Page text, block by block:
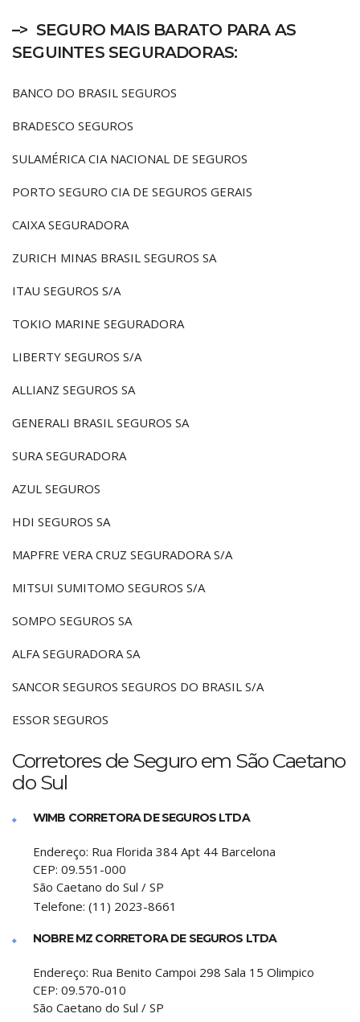
–> SEGURO MAIS BARATO PARA AS
SEGUINTES SEGURADORAS:
BANCO DO BRASIL SEGUROS
BRADESCO SEGUROS
SULAMÉRICA CIA NACIONAL DE SEGUROS
PORTO SEGURO CIA DE SEGUROS GERAIS
CAIXA SEGURADORA
ZURICH MINAS BRASIL SEGUROS SA
ITAU SEGUROS S/A
TOKIO MARINE SEGURADORA
LIBERTY SEGUROS S/A
ALLIANZ SEGUROS SA
GENERALI BRASIL SEGUROS SA
SURA SEGURADORA
AZUL SEGUROS
HDI SEGUROS SA
MAPFRE VERA CRUZ SEGURADORA S/A
MITSUI SUMITOMO SEGUROS S/A
SOMPO SEGUROS SA
ALFA SEGURADORA SA
SANCOR SEGUROS SEGUROS DO BRASIL S/A
ESSOR SEGUROS
Corretores de Seguro em São Caetano
do Sul
WIMB CORRETORA DE SEGUROS LTDA
Endereço: Rua Florida 384 Apt 44 Barcelona
CEP: 09.551-000
São Caetano do Sul / SP
Telefone: (11) 2023-8661
NOBRE MZ CORRETORA DE SEGUROS LTDA
Endereço: Rua Benito Campoi 298 Sala 15 Olimpico
CEP: 09.570-010
São Caetano do Sul / SP